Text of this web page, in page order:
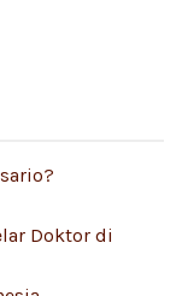
Doktor di